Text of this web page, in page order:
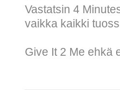
Vastatsin 4
vaikka kaikki
Give It 2 Me ehkä